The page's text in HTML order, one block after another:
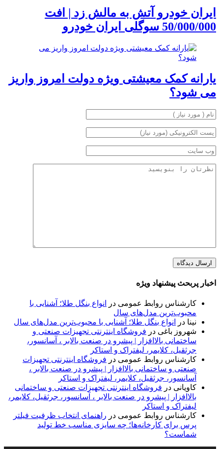
ایران خودرو آتش به مالش زد | افت
50/000/000 سوگلی ایران خودرو
یارانه کمک معیشتی ویژه دولت امروز واریز
می شود؟
اخبار پربحث پیشنهاد ویژه
کارشناس روابط عمومی در
انواع بنگل طلا؛ آشنایی با
محبوب‌ترین مدل‌های سال
نینا در
انواع بنگل طلا؛ آشنایی با محبوب‌ترین مدل‌های سال
شهروز باغی در فروشگاه اینترنتی تجهیزات صنعتی و
ساختمانی بالاافزار | پیشرو در صنعت بالابر ، آسانسور،
جرثقیل، کلایمر، لیفتراک و استاکر
کارشناس روابط عمومی در فروشگاه اینترنتی تجهیزات
صنعتی و ساختمانی بالاافزار | پیشرو در صنعت بالابر ،
آسانسور، جرثقیل، کلایمر، لیفتراک و استاکر
کاویانی در فروشگاه اینترنتی تجهیزات صنعتی و ساختمانی
بالاافزار | پیشرو در صنعت بالابر ، آسانسور، جرثقیل، کلایمر،
لیفتراک و استاکر
کارشناس روابط عمومی در راهنمای انتخاب ظرفیت فیلتر
پرس برای کارخانه‌ها؛ چه سایزی مناسب خط تولید
شماست؟